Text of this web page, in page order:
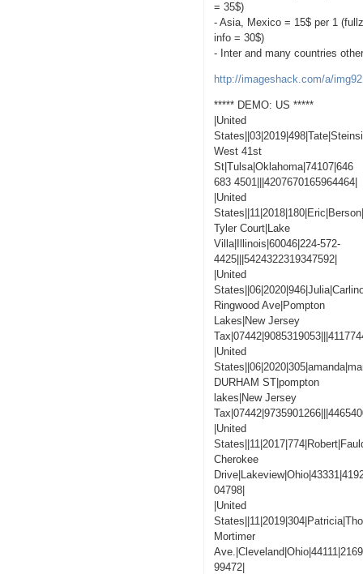
= 35$)
- Asia, Mexico = 15$ per 1
info = 30$)
- Inter and many countries
http://imageshack.com/a/
***** DEMO: US *****
|United
West 41st
St|Tulsa|Oklahoma|74107|646
683 4501|||4207670165964464|
|United
Tyler Court|Lake
Villa|Illinois|60046|224-572-
4425|||5424322319347592|
|United
Ringwood Ave|Pompton
Lakes|New Jersey
|United
DURHAM ST|pompton
lakes|New Jersey
|United
Cherokee
04798|
|United
Mortimer
99472|